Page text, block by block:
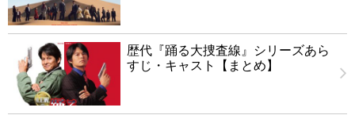
歴代『踊る大捜査線』シリーズあら
すじ・キャスト【まとめ】